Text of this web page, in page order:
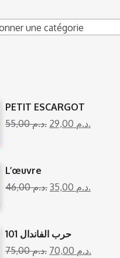
une catégorie
PETIT ESCARGOT
55,00
د.م. 29,00 د.م.
L’œuvre
46,00
د.م. 35,00 د.م.
101 حرب الفاندال
75,00
د.م. 70,00 د.م.